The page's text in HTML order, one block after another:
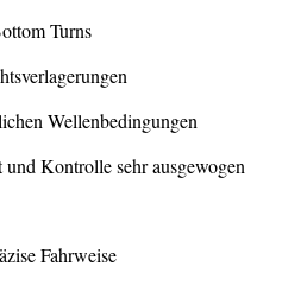
Turns
Wellenbedingungen
Kontrolle sehr ausgewogen
Fahrweise